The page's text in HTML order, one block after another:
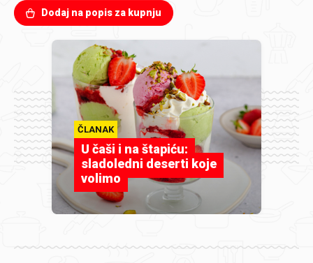
Dodaj na popis za kupnju
ČLANAK
U čaši i na štapiću:
sladoledni deserti koje
volimo